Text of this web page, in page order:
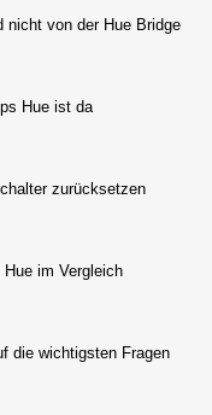
nicht von der Hue Bridge
Hue ist da
zurücksetzen
im Vergleich
die wichtigsten Fragen